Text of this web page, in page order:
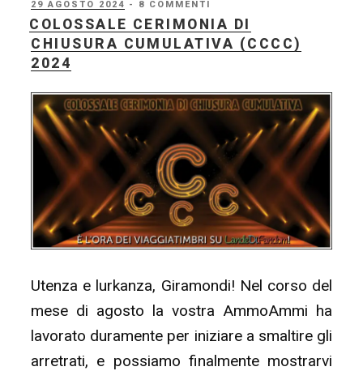
P0rn
Fest
17:
punti”
PUBBLICATO
IL
29 AGOSTO 2024 - 8 COMMENTI
COLOSSALE CERIMONIA DI
CHIUSURA CUMULATIVA (CCCC)
2024
Utenza e lurkanza, Giramondi! Nel corso del
mese di agosto la vostra AmmoAmmi ha
lavorato duramente per iniziare a smaltire gli
arretrati, e possiamo finalmente mostrarvi